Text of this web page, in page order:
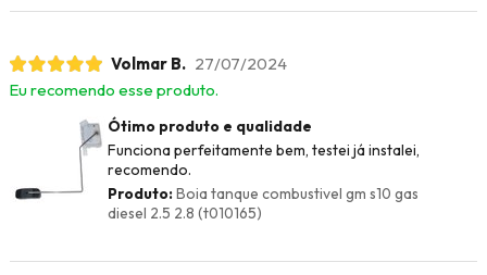
Volmar B. 27/07/2024
Eu recomendo esse produto.
Ótimo produto e qualidade
Funciona perfeitamente bem, testei já instalei,
recomendo.
Produto:Boia tanque combustivel gm s10 gas
diesel 2.5 2.8 (t010165)